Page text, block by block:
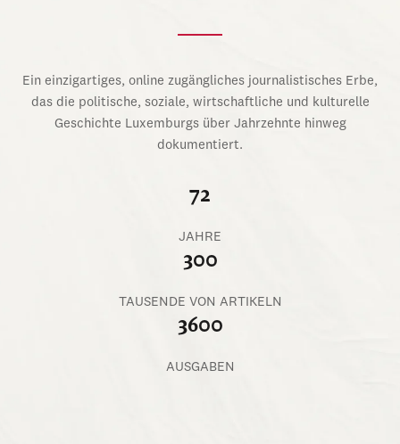
Ein einzigartiges, online zugängliches journalistisches Erbe,
das die politische, soziale, wirtschaftliche und kulturelle
Geschichte Luxemburgs über Jahrzehnte hinweg
dokumentiert.
72
JAHRE
300
TAUSENDE VON ARTIKELN
3600
AUSGABEN